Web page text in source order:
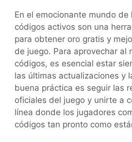
En el emocionante mundo de
códigos activos son una
para obtener oro gratis y
de juego. Para aprovechar al
códigos, es esencial estar
las últimas actualizaciones y
buena práctica es seguir las
oficiales del juego y unirte a
línea donde los jugadores
códigos tan pronto como